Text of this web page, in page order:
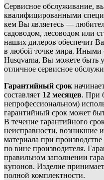
Сервисное обслуживание,
квалифицированными
кем Вы являетесь —
садоводом, лесоводом или
наших дилеров обеспечит
в любой точке мира. Иными
Husqvarna, Вы можете быть
отличное сервисное
Гарантийный срок
составляет 12 месяцев. При
непрофессиональном)
гарантийный срок может
В течение гарантийного
неисправности, возникшие
материала при
по вине производителя.
правильном заполнении
купонов. Изделие
полной комплектности.